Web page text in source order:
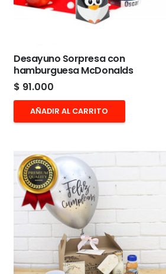
Desayuno Sorpresa con
hamburguesa McDonalds
$ 91.000
AÑADIR AL CARRITO